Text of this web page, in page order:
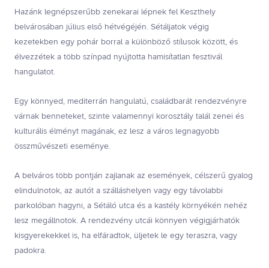
Hazánk legnépszerűbb zenekarai lépnek fel Keszthely
belvárosában július első hétvégéjén. Sétáljatok végig
kezetekben egy pohár borral a különböző stílusok között, és
élvezzétek a több színpad nyújtotta hamisítatlan fesztivál
hangulatot.
Egy könnyed, mediterrán hangulatú, családbarát rendezvényre
várnak benneteket, szinte valamennyi korosztály talál zenei és
kulturális élményt magának, ez lesz a város legnagyobb
összművészeti eseménye.
A belváros több pontján zajlanak az események, célszerű gyalog
elindulnotok, az autót a szálláshelyen vagy egy távolabbi
parkolóban hagyni, a Sétáló utca és a kastély környékén nehéz
lesz megállnotok. A rendezvény utcái könnyen végigjárhatók
kisgyerekekkel is, ha elfáradtok, üljetek le egy teraszra, vagy
padokra.